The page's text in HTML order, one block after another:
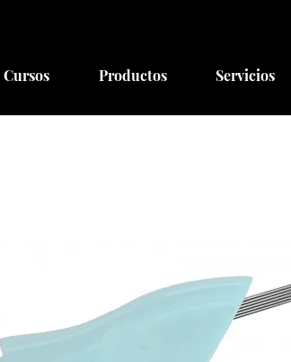
Cursos Productos Servicios